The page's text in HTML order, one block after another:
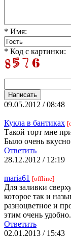
* Имя:
* Код с картинки:
09.05.2012 / 08:48
Кукла в бантиках
Такой торт мне
Было очень
Ответить
28.12.2012 / 12:19
maria61 [offline]
Для заливки
которое так и
разноцветное и
этим очень удобно.
Ответить
02.01.2013 / 15:43